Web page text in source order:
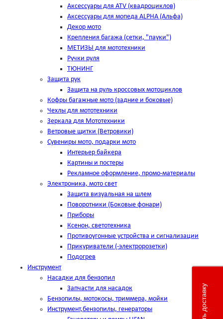
Аксессуары для ATV (квадроциклов)
Аксессуары для мопеда ALPHA (Альфа)
Декор мото
Крепления багажа (сетки, "пауки")
МЕТИЗЫ для мототехники
Ручки руля
ТЮНИНГ
Защита рук
Защита на руль кроссовых мотоциклов
Кофры багажные мото (задние и боковые)
Чехлы для мототехники
Зеркала для Мототехники
Ветровые щитки (Ветровики)
Сувениры мото, подарки мото
Интерьер байкера
Картины и постеры
Рекламное оформление, промо-материалы
Электроника, мото свет
Защита визуальная на шлем
Поворотники (Боковые фонари)
Приборы
Ксенон, светотехника
Противоугонные устройства и сигнализации
Прикуриватели (-электророзетки)
Подогрев
Инструмент
Насадки для бензопил
Запчасти для насадок
Бензопилы, мотокосы, триммера, мойки
Инструмент,бензопилы, генераторы